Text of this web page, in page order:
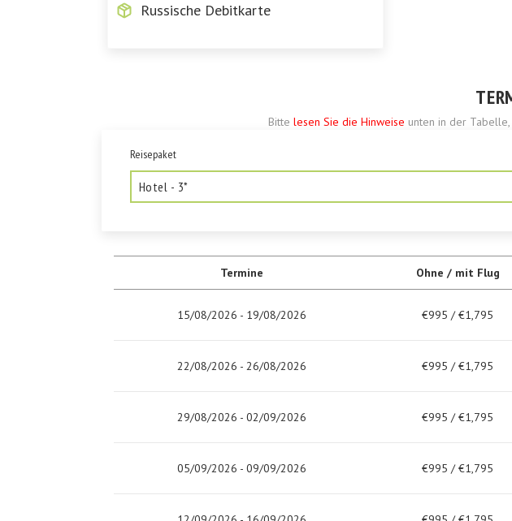
Russische Debitkarte
Bitte lesen Sie die Hinweise unten in der
Reisepaket
Termine Ohne / mit Flug
15/08/2026 - 19/08/2026 €995 / €1,795
22/08/2026 - 26/08/2026 €995 / €1,795
29/08/2026 - 02/09/2026 €995 / €1,795
05/09/2026 - 09/09/2026 €995 / €1,795